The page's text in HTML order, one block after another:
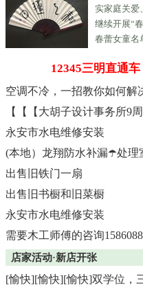
实家庭关爱
继续开展“
春蕾女童名
12345三明直通
空调不冷，一招教你如何解
【【【大胡子设计事务所9周
永安市水电维修安装
(本地）龙翔防水补漏☂️处理
出售旧铁门一扇
出售旧书橱和旧菜橱
永安市水电维修安装
需要木工师傅的咨询
店家活动·新店开张